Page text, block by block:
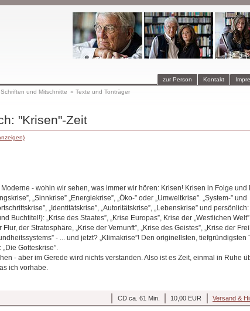
Kontakt
zur Person
und Mitschnitte » Texte und Tonträger
"Krisen"-Zeit
- wohin wir sehen, was immer wir hören: Krisen! Krisen in Folge und
„Sinnkrise” „Energiekrise”, „Öko-” oder „Umweltkrise”. „System-” und
„Identitätskrise”, „Autoritätskrise”, „Lebenskrise” und
Buchtitel!): „Krise des Staates”, „Krise Europas”, Krise der „Westlichen
der Stratosphäre, „Krise der Vernunft”, „Krise des Geistes”, „Krise der
- ... und jetzt? „Klimakrise”! Den originellsten, tiefgründigsten
Gotteskrise”.
- aber im Gerede wird nichts verstanden. Also ist es Zeit, einmal in Ruhe
ich vorhabe.
Versand &
10,00 EUR
CD ca. 61 Min.